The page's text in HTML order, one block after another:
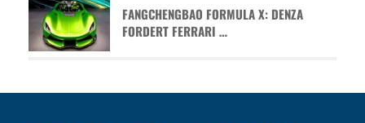
FANGCHENGBAO FORMULA X: DENZA
FORDERT FERRARI …